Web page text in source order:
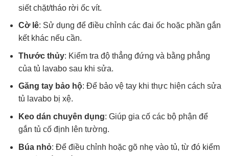
siết chặt/tháo rời ốc vít.
Cờ lê: Sử dụng để điều chỉnh các đai ốc hoặc phần gắn
kết khác nếu cần.
Thước thủy: Kiểm tra độ thẳng đứng và bằng phẳng
của tủ lavabo sau khi sửa.
Găng tay bảo hộ: Để bảo vệ tay khi thực hiện cách sửa
tủ lavabo bị xệ.
Keo dán chuyên dụng: Giúp gia cố các bộ phận để
gắn tủ cố định lên tường.
Búa nhỏ: Để điều chỉnh hoặc gõ nhẹ vào tủ, từ đó kiểm